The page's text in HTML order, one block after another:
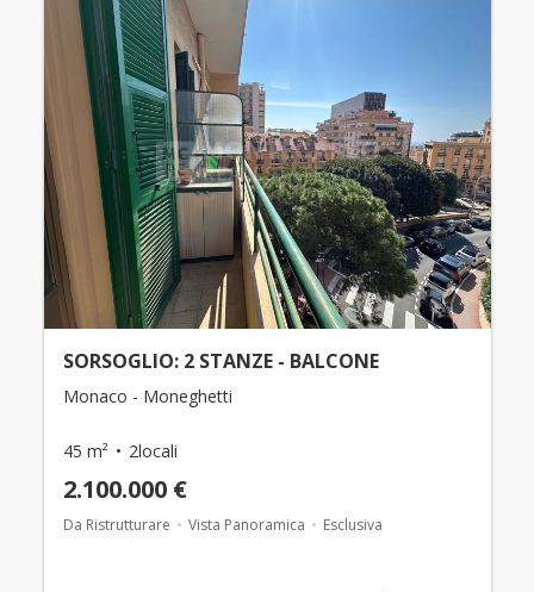
SORSOGLIO: 2 STANZE - BALCONE
Monaco - Moneghetti
45 m² 2locali
2.100.000 €
Da Ristrutturare Vista Panoramica Esclusiva